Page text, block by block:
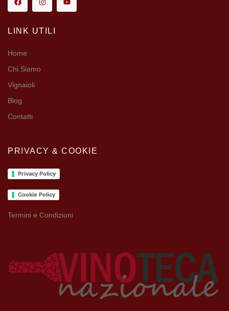
LINK UTILI
Home
Chi Siamo
Vignaioli
Blog
Contatti
PRIVACY & COOKIE
Privacy Policy
Cookie Policy
Termini e Condizioni